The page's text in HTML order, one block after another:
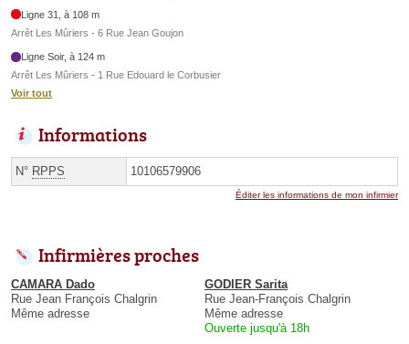
Ligne 31, à 108 m
Arrêt Les Mûriers - 6 Rue Jean Goujon
Ligne Soir, à 124 m
Arrêt Les Mûriers - 1 Rue Edouard le Corbusier
Voir tout
Informations
N° RPPS 10106579906
Éditer les informations de mon infirmier
Infirmières proches
CAMARA Dado
Rue Jean François Chalgrin
Même adresse
GODIER Sarita
Rue Jean-François Chalgrin
Même adresse
Ouverte jusqu'à 18h